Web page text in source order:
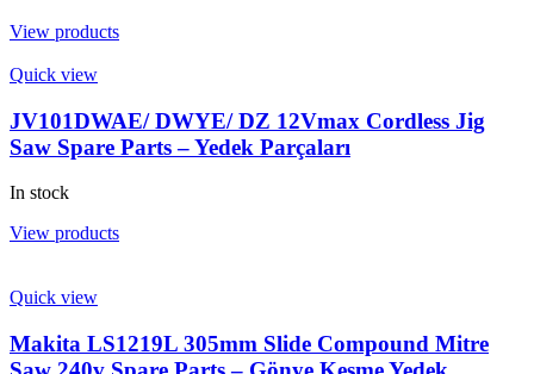
View products
Quick view
JV101DWAE/ DWYE/ DZ 12Vmax Cordless Jig
Saw Spare Parts – Yedek Parçaları
In stock
View products
Quick view
Makita LS1219L 305mm Slide Compound Mitre